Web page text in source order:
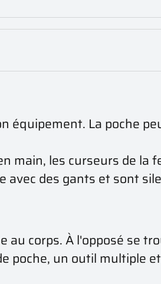
équipement. La poche
main, les curseurs de la
avec des gants et sont
au corps. À l'opposé se
poche, un outil multiple